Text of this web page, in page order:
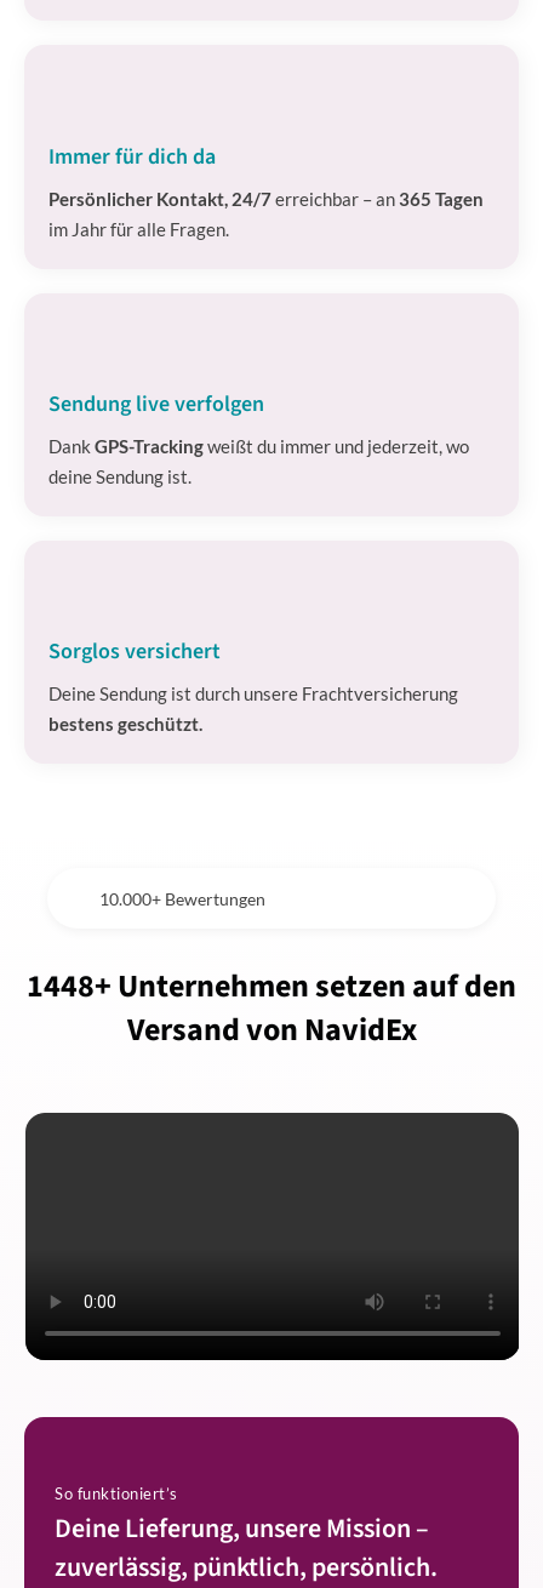
Immer für dich da
Persönlicher Kontakt, 24/7erreichbar – an365 Tagen
im Jahr für alle Fragen.
Sendung live verfolgen
Dank GPS-Trackingweißt du immer und jederzeit, wo
deine Sendung ist.
Sorglos versichert
Deine Sendung ist durch unsere Frachtversicherung
bestens geschützt.
10.000+ Bewertungen
1448+ Unternehmen setzen auf den
Versand von NavidEx
So funktioniert’s
Deine Lieferung, unsere Mission –
zuverlässig, pünktlich, persönlich.